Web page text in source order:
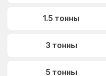
1.5 тонны
3 тонны
5 тонны